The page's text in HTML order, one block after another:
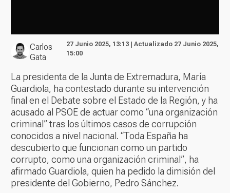
Carlos
Gata
27 Junio 2025, 13:13 | Actualizado 27 Junio 2025,
15:00
La presidenta de la Junta de Extremadura, María
Guardiola, ha contestado durante su intervención
final en el Debate sobre el Estado de la Región, y ha
acusado al PSOE de actuar como “una organización
criminal” tras los últimos casos de corrupción
conocidos a nivel nacional. “Toda España ha
descubierto que funcionan como un partido
corrupto, como una organización criminal”, ha
afirmado Guardiola, quien ha pedido la dimisión del
presidente del Gobierno, Pedro Sánchez.